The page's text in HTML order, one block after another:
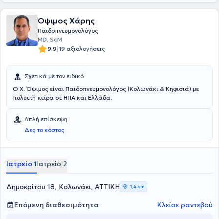
ενώ είναι μέλος της Ελληνικής Πνευμονολογικής Εταιρείας. Τέλος,
θα ήταν παράλειψη να μην αναφερθεί η εξειδίκευσή του στην
Χρόνια Αποφρακτική Πνευμονοπάθεια, τις Λοιμώξεις του
Αναπνευστικού και το Άσθμα.
Όψιμος Χάρης
Παιδοπνευμονολόγος
ΜD, ScM
9.9|19 αξιολογήσεις
Σχετικά με τον ειδικό
Ο Χ. Όψιμος είναι Παιδοπνευμονολόγος (Κολωνάκι & Κηφισιά) με
πολυετή πείρα σε ΗΠΑ και Ελλάδα.
Απλή επίσκεψη
Δες το κόστος
Ιατρείο 1Ιατρείο 2
Δημοκρίτου 18, Κολωνάκι, ΑΤΤΙΚΗ 1,4 km
Επόμενη διαθεσιμότητα Κλείσε ραντεβού